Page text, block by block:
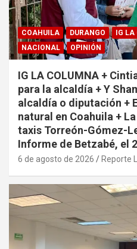
COAHUILA DURANGO IG LA
NACIONAL
OPINIÓN
IG LA COLUMNA +
para la alcaldía + Y
alcaldía o diputación +
natural en Coahuila +
taxis Torreón-Gómez-
Informe de Betzabé, el
6 de agosto de 2026 Reporte